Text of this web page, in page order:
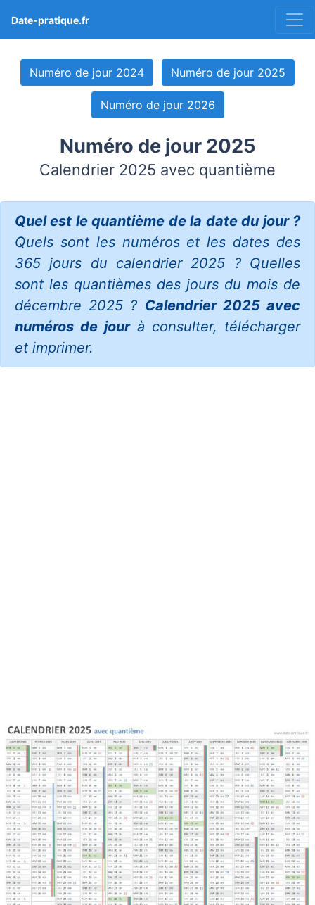
Date-pratique.fr
Numéro de jour 2024 Numéro de jour 2025
Numéro de jour 2026
Numéro de jour 2025
Calendrier 2025 avec quantième
Quel est le quantième de la date du jour ?
Quels sont les numéros et les dates des
365 jours du calendrier 2025 ? Quelles
sont les quantièmes des jours du mois de
décembre 2025 ? Calendrier 2025 avec
numéros de jourà consulter, télécharger
et imprimer.